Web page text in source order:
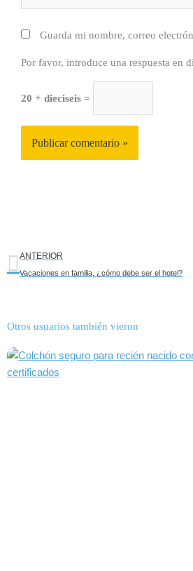
Guarda mi nombre, correo
Por favor, introduce una respuesta en
20 + dieciseis =
Ant
ANTERIOR
Vacaciones en familia, ¿cómo debe ser el hotel?
Otros usuarios también vieron